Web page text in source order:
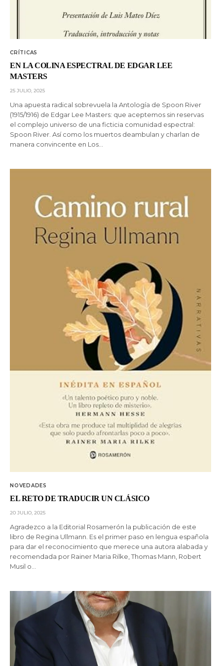
CRÍTICAS
EN LA COLINA ESPECTRAL DE EDGAR LEE
MASTERS
25 JULIO, 2025
Una apuesta radical sobrevuela la Antología de Spoon River
(1915/1916) de Edgar Lee Masters: que aceptemos sin reservas
el complejo universo de una ficticia comunidad espectral:
Spoon River. Así como los muertos deambulan y charlan de
manera convincente en Los…
NOVEDADES
EL RETO DE TRADUCIR UN CLÁSICO
20 JULIO, 2025
Agradezco a la Editorial Rosamerón la publicación de este
libro de Regina Ullmann. Es el primer paso en lengua española
para dar el reconocimiento que merece una autora alabada y
recomendada por Rainer Maria Rilke, Thomas Mann, Robert
Musil o…